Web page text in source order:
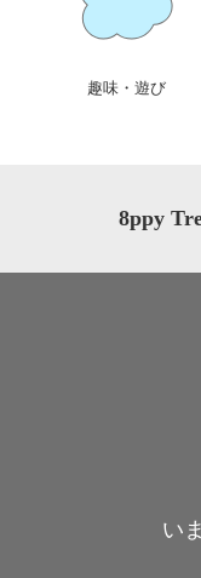
趣味・遊び
8ppy
い